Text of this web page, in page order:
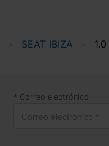
SEAT IBIZA
Correo electrónico